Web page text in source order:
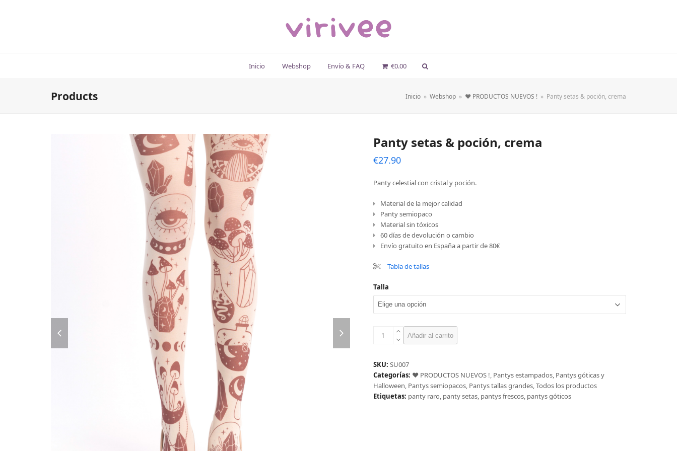
Inicio Webshop Envío & FAQ €0.00
Products Inicio » Webshop » ❤️ PRODUCTOS NUEVOS ! » Panty setas & poción, crema
slide
slide
Panty setas & poción, crema
€27.90
Panty celestial con cristal y poción.
Material de la mejor calidad
Panty semiopaco
Material sin tóxicos
60 días de devolución o cambio
Envío gratuito en España a partir de 80€
Tabla de tallas
Talla
poción,
crema
cantidad
Añadir al carrito
SKU: SU007
Categorías: ❤️ PRODUCTOS NUEVOS !, Pantys estampados, Pantys góticas y
Halloween, Pantys semiopacos, Pantys tallas grandes,Todos los productos
Etiquetas: panty raro, panty setas, pantys frescos, pantys góticos